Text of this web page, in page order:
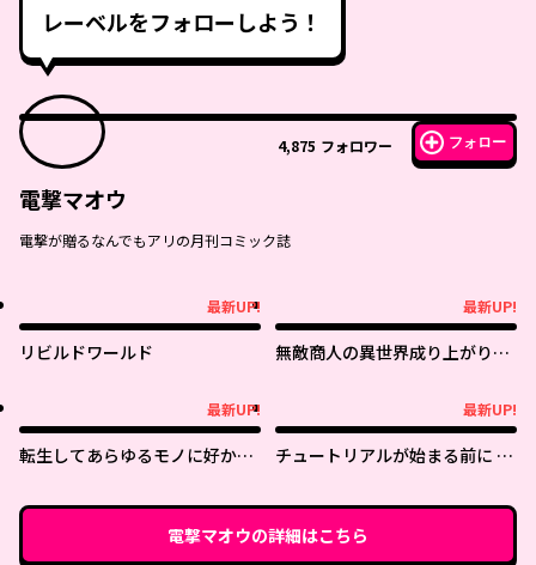
レーベルをフォローしよう！
4,875 フォロワー フォロー
電撃マオウ
電撃が贈るなんでもアリの月刊コミック誌
最新UP!
リビルドワールド
最新UP!
無敵商人の異世界成り上がり物
せるスキルがあるので異世界で
は楽勝です～
最新UP!
転生してあらゆるモノに好かれ
生きて行く
最新UP!
チュートリアルが始まる前に ボ
俺ができる幾つかの事
電撃マオウの詳細はこちら